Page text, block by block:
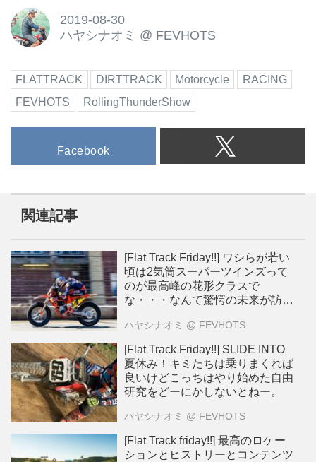
2019-08-30
ハヤシナオミ @ FEVHOTS
FLATTRACK DIRTTRACK Motorcycle
RACING
FEVHOTS
RollingThunderShow
Facebook
関連記事
[Flat Track Friday!!] ワシらが若い
頃は2気筒スーパーツインズって
のが最高峰の花形クラスで
な・・・なんて驚愕の未来が訪れ
ハヤシナオミ @ FEVHOTS
[Flat Track Friday!!] SLIDE INTO
夏休み！キミたちは乗りまくれば
良いけどこっちはやり始めた自由
研究をどーにかしないとねー。
ハヤシナオミ @ FEVHOTS
[Flat Track friday!!] 最高のロケー
ションとヒストリーとコンテンツ